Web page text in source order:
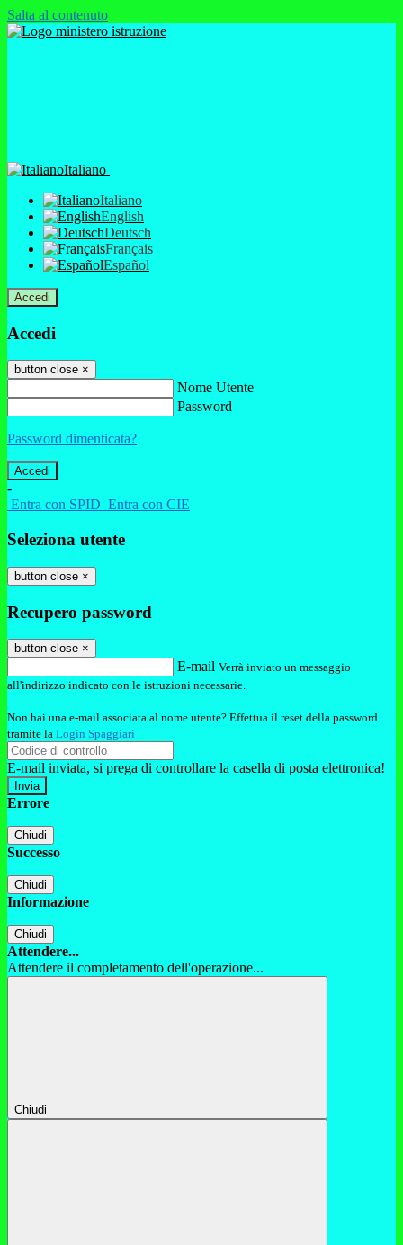
Salta al contenuto
Italiano
Italiano
English
Deutsch
Français
Español
Accedi
Accedi
button close ×
Nome Utente
Password
Password dimenticata?
-
Entra con SPID Entra con CIE
Seleziona utente
button close ×
Recupero password
button close ×
E-mail Verrà inviato un messaggio
all'indirizzo indicato con le istruzioni necessarie.
Non hai una e-mail associata al nome utente? Effettua il reset della password
tramite la Login Spaggiari
E-mail inviata, si prega di controllare la casella di posta elettronica!
Errore
Chiudi
Successo
Chiudi
Informazione
Chiudi
Attendere...
Attendere il completamento dell'operazione...
Chiudi